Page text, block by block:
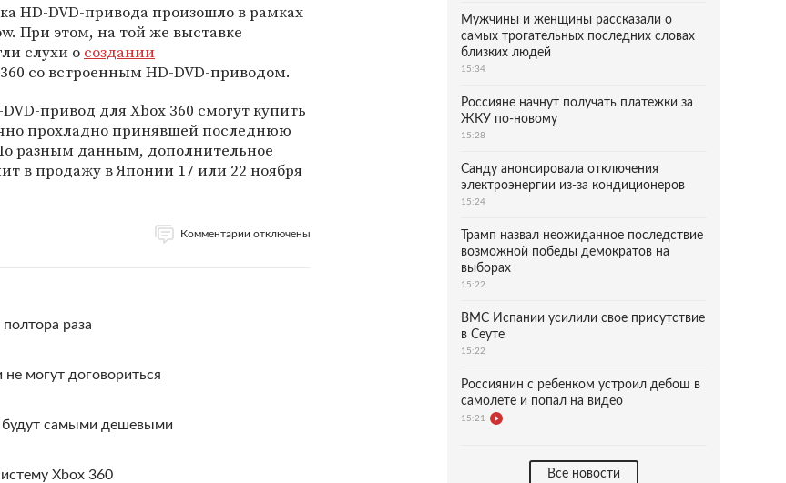
HD-DVD-привода произошло в рамках
При этом, на той же выставке
слухи о создании
со встроенным HD-DVD-приводом.
привод для Xbox 360 смогут купить
прохладно принявшей последнюю
разным данным, дополнительное
в продажу в Японии 17 или 22 ноября
Комментарии отключены
раза
могут договориться
будут самыми дешевыми
Xbox 360
Мужчины и женщины рассказали о
самых трогательных последних словах
близких людей
15:34
Россияне начнут получать платежки за
ЖКУ по-новому
15:28
Санду анонсировала отключения
электроэнергии из-за кондиционеров
15:24
Трамп назвал неожиданное последствие
возможной победы демократов на
выборах
15:22
ВМС Испании усилили свое присутствие
в Сеуте
15:22
Россиянин с ребенком устроил дебош в
самолете и попал на видео
15:21
Все новости